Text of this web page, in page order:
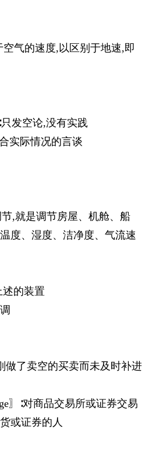
空气的速度,以区别于地速,即
只发空论,没有实践
实际情况的言谈
节,就是调节房屋、机舱、船
度、湿度、洁净度、气流速
述的装置
做了卖空的买卖而未及时补进
〗∶对商品交易所或证券交易
或证券的人